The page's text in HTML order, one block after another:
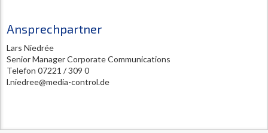
Ansprechpartner
Lars Niedrée
Senior Manager Corporate Communications
Telefon 07221 / 309 0
l.niedree@media-control.de